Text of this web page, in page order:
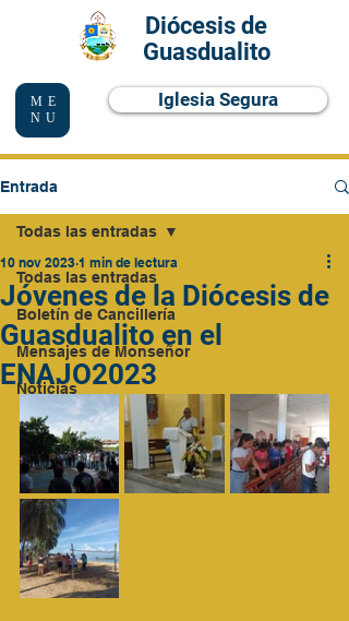
Diócesis de
Guasdualito
Iglesia Segura
ME
NU
Entrada
Todas las entradas
Boletín de Cancillería
Mensajes de Monseñor
Noticias
Todas las entradas
Jóvenes de la Diócesis de
Guasdualito en el
ENAJO2023
10 nov 2023 1 min de lectura